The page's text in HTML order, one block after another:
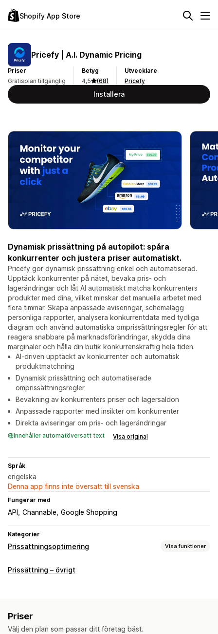
Shopify App Store
Pricefy | A.I. Dynamic Pricing
Priser
Gratisplan tillgänglig
Betyg
4,5
(68)
Utvecklare
Pricefy
Installera
Dynamisk prissättning på autopilot: spåra
konkurrenter och justera priser automatiskt.
Pricefy gör dynamisk prissättning enkel och automatiserad.
Upptäck konkurrenter på nätet, bevaka pris- och
lagerändringar och låt AI automatiskt matcha konkurrenters
produkter med dina, vilket minskar det manuella arbetet med
flera timmar. Skapa anpassade aviseringar, schemalägg
personliga rapporter, analysera konkurrentdata med tydliga
diagram och använd automatiska omprissättningsregler för att
reagera snabbare på marknadsförändringar, skydda dina
marginaler och hålla din butik konkurrenskraftig hela tiden.
AI-driven upptäckt av konkurrenter och automatisk
produktmatchning
Dynamisk prissättning och automatiserade
omprissättningsregler
Bevakning av konkurrenters priser och lagersaldon
Anpassade rapporter med insikter om konkurrenter
Direkta aviseringar om pris- och lagerändringar
Innehåller automatöversatt text Visa original
Språk
engelska
Denna app finns inte översatt till svenska
Fungerar med
API Channable Google Shopping
Kategorier
Prissättningsoptimering Visa funktioner
Prishantering
Övervakning
Prisspårning
Prisaviseringar Prishistorik
Prissättning – övrigt
Priser
Välj den plan som passar ditt företag bäst.